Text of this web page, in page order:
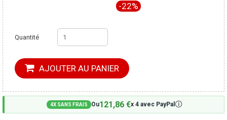
-22%
Quantité
AJOUTER AU PANIER
4X SANS FRAIS Ou121,86 €x 4 avec PayPal🛈